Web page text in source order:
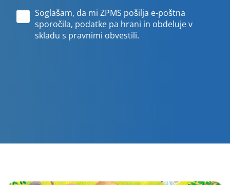
Soglašam, da mi ZPMS pošilja e-poštna
sporočila, podatke pa hrani in obdeluje v
skladu s pravnimi obvestili.